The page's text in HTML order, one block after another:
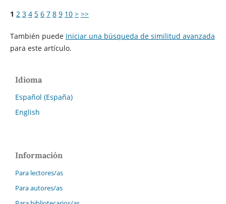
1 2 3 4 5 6 7 8 9 10 > >>
También puede Iniciar una búsqueda de similitud avanzada
para este artículo.
Idioma
Español (España)
English
Información
Para lectores/as
Para autores/as